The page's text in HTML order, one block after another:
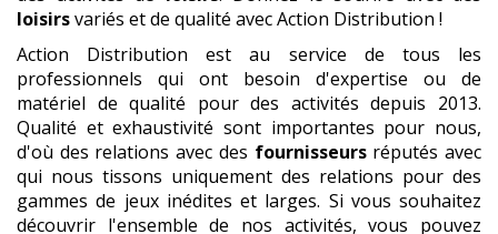
loisirsvariés et de qualité avec Action Distribution !
Action Distribution est au service de tous les
professionnels qui ont besoin d'expertise ou de
matériel de qualité pour des activités depuis 2013.
Qualité et exhaustivité sont importantes pour nous,
d'où des relations avec des fournisseursréputés avec
qui nous tissons uniquement des relations pour des
gammes de jeux inédites et larges. Si vous souhaitez
découvrir l'ensemble de nos activités, vous pouvez